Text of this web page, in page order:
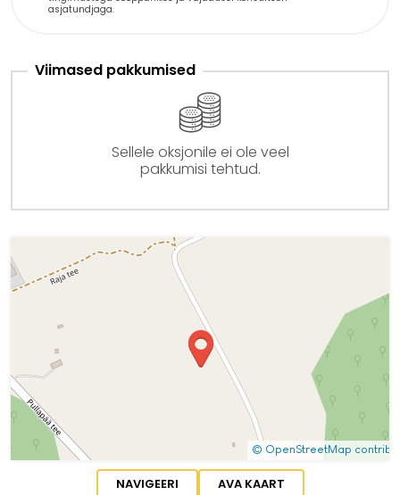
asjatundjaga.
Viimased pakkumised
Sellele oksjonile ei ole veel
pakkumisi tehtud.
NAVIGEERI AVA KAART